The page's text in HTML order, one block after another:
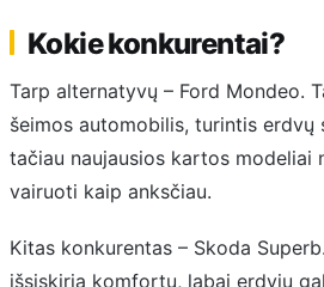
Kokie konkurentai?
Tarp alternatyvų – Ford Mondeo.
šeimos automobilis, turintis erdvų
tačiau naujausios kartos modeliai
vairuoti kaip anksčiau.
Kitas konkurentas – Skoda
išsiskiria komfortu, labai erdviu